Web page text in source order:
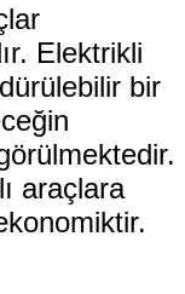
Elektrikli
bir
araçlara